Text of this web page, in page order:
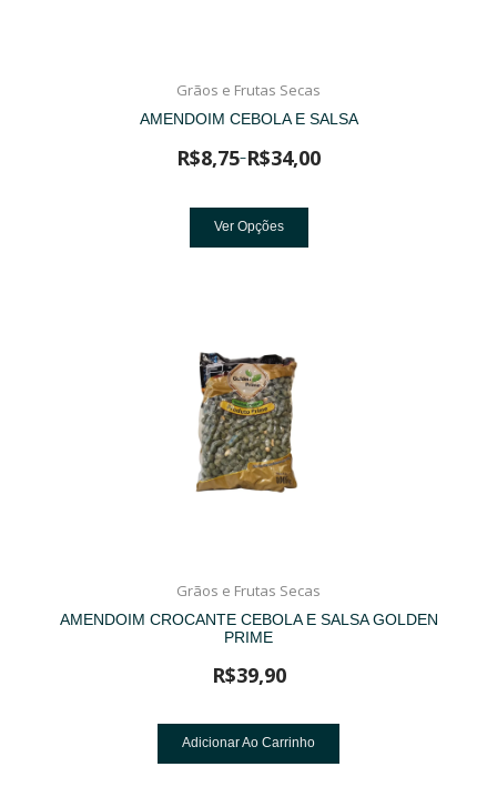
Grãos e Frutas Secas
AMENDOIM CEBOLA E SALSA
R$8,75–R$34,00
Ver Opções
Grãos e Frutas Secas
AMENDOIM CROCANTE CEBOLA E SALSA GOLDEN
PRIME
R$39,90
Adicionar Ao Carrinho